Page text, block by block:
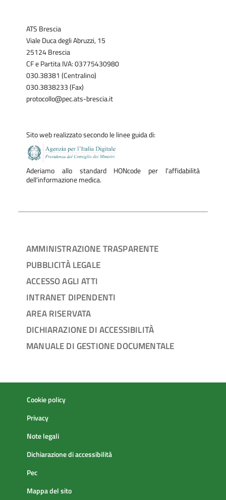
ATS Brescia
Viale Duca degli Abruzzi, 15
25124 Brescia
CF e Partita IVA: 03775430980
030.38381 (Centralino)
030.3838233 (Fax)
protocollo@pec.ats-brescia.it
Sito web realizzato secondo le linee guida di:
Aderiamo allo standard HONcode per l'affidabilità
dell'informazione medica.
AMMINISTRAZIONE TRASPARENTE
PUBBLICITÀ LEGALE
ACCESSO AGLI ATTI
INTRANET DIPENDENTI
AREA RISERVATA
DICHIARAZIONE DI ACCESSIBILITÀ
MANUALE DI GESTIONE DOCUMENTALE
Cookie policy
Privacy
Note legali
Dichiarazione di accessibilità
Pec
Mappa del sito